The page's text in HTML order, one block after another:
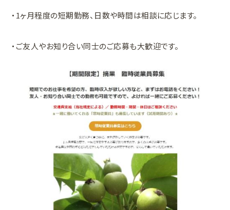
・1ヶ月程度の短期勤務、日数や時間は相談に応じます。
・ご友人やお知り合い同士のご応募も大歓迎です。